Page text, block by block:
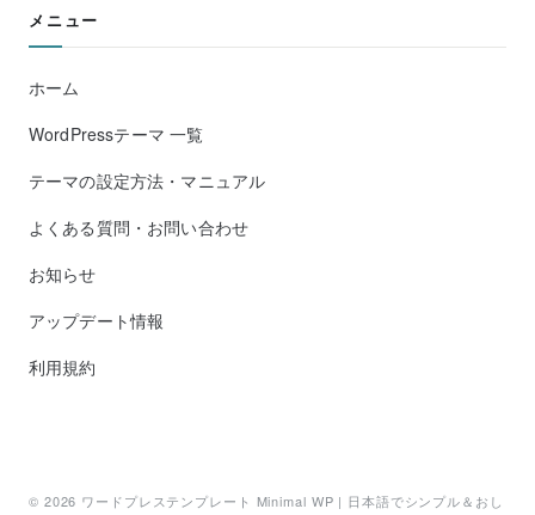
メニュー
ホーム
WordPressテーマ 一覧
テーマの設定方法・マニュアル
よくある質問・お問い合わせ
お知らせ
アップデート情報
利用規約
© 2026 ワードプレステンプレート Minimal WP | 日本語でシンプル＆おし